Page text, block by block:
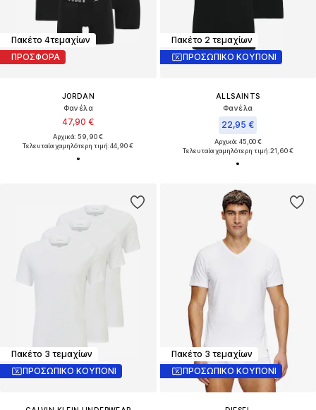
Πακέτο 4τεμαχίων
ΠΡΟΣΦΟΡΑ
JORDAN
Φανέλα
47,90 €
Αρχικά: 59,90 €
Τελευταία χαμηλότερη τιμή:44,90 €
Πακέτο 2 τεμαχίων
ΠΡΟΣΩΠΙΚΟ ΚΟΥΠΟΝΙ
ALLSAINTS
Φανέλα
22,95 €
Αρχικά: 45,00 €
Τελευταία χαμηλότερη τιμή:21,60 €
Πακέτο 3 τεμαχίων
ΠΡΟΣΩΠΙΚΟ ΚΟΥΠΟΝΙ
Πακέτο 3 τεμαχίων
ΠΡΟΣΩΠΙΚΟ ΚΟΥΠΟΝΙ